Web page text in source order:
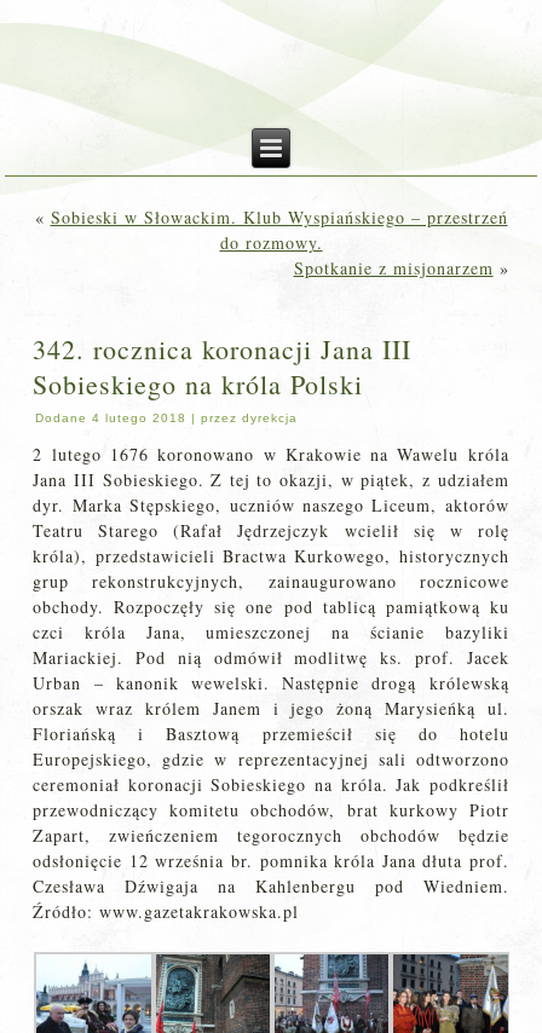
« Sobieski w Słowackim. Klub Wyspiańskiego – przestrzeń
do rozmowy.
Spotkanie z misjonarzem »
342. rocznica koronacji Jana III
Sobieskiego na króla Polski
Dodane 4 lutego 2018 |przez dyrekcja
2 lutego 1676 koronowano w Krakowie na Wawelu króla
Jana III Sobieskiego. Z tej to okazji, w piątek, z udziałem
dyr. Marka Stępskiego, uczniów naszego Liceum, aktorów
Teatru Starego (Rafał Jędrzejczyk wcielił się w rolę
króla), przedstawicieli Bractwa Kurkowego, historycznych
grup rekonstrukcyjnych, zainaugurowano rocznicowe
obchody. Rozpoczęły się one pod tablicą pamiątkową ku
czci króla Jana, umieszczonej na ścianie bazyliki
Mariackiej. Pod nią odmówił modlitwę ks. prof. Jacek
Urban – kanonik wewelski. Następnie drogą królewską
orszak wraz królem Janem i jego żoną Marysieńką ul.
Floriańską i Basztową przemieścił się do hotelu
Europejskiego, gdzie w reprezentacyjnej sali odtworzono
ceremoniał koronacji Sobieskiego na króla. Jak podkreślił
przewodniczący komitetu obchodów, brat kurkowy Piotr
Zapart, zwieńczeniem tegorocznych obchodów będzie
odsłonięcie 12 września br. pomnika króla Jana dłuta prof.
Czesława Dźwigaja na Kahlenbergu pod Wiedniem.
Źródło: www.gazetakrakowska.pl